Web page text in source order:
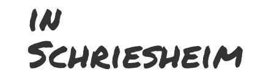
in
Schriesheim